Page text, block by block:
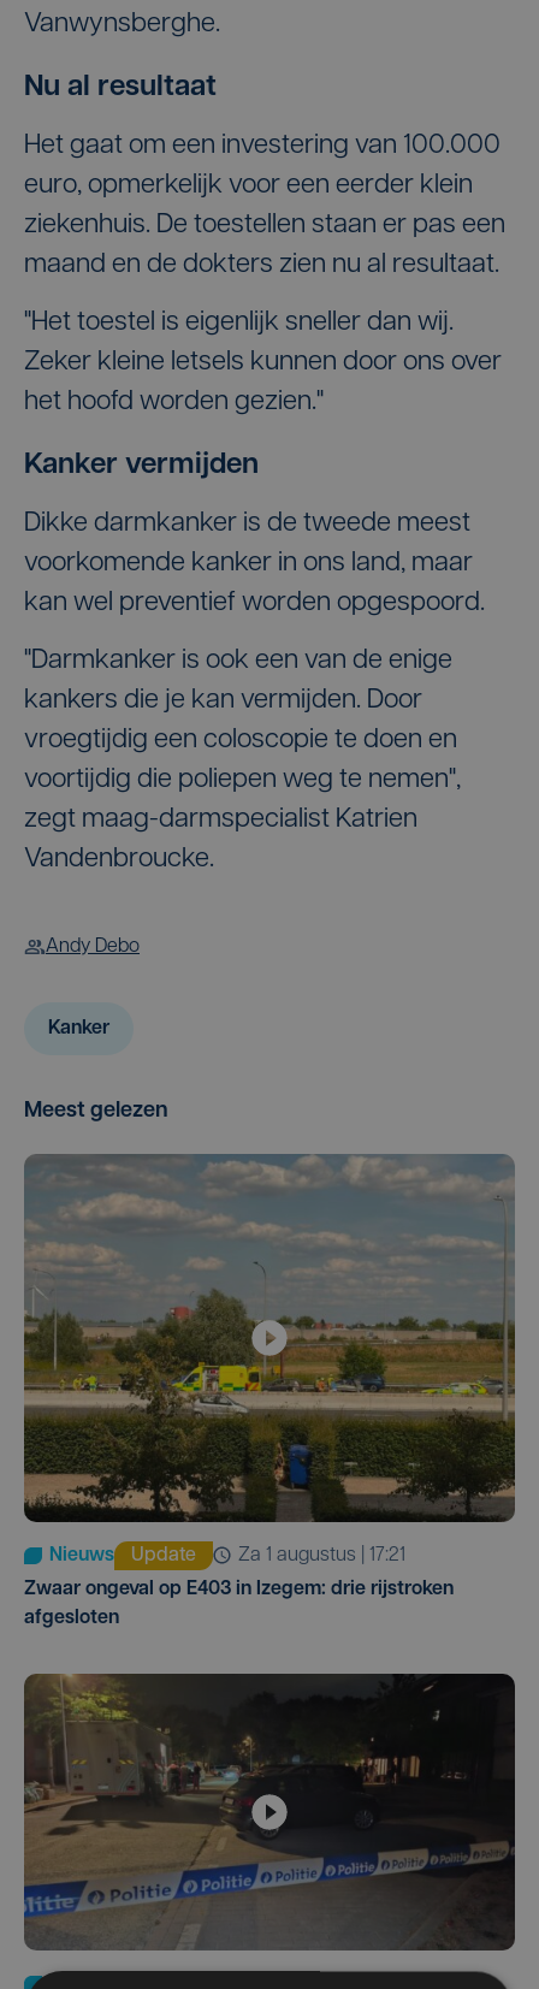
Vanwynsberghe.
Nu al resultaat
Het gaat om een investering van 100.000
euro, opmerkelijk voor een eerder klein
ziekenhuis. De toestellen staan er pas een
maand en de dokters zien nu al resultaat.
"Het toestel is eigenlijk sneller dan wij.
Zeker kleine letsels kunnen door ons over
het hoofd worden gezien."
Kanker vermijden
Dikke darmkanker is de tweede meest
voorkomende kanker in ons land, maar
kan wel preventief worden opgespoord.
"Darmkanker is ook een van de enige
kankers die je kan vermijden. Door
vroegtijdig een coloscopie te doen en
voortijdig die poliepen weg te nemen",
zegt maag-darmspecialist Katrien
Vandenbroucke.
Andy Debo
Kanker
Meest gelezen
Nieuws Update
za 1 augustus | 17:21
Zwaar ongeval op E403 in Izegem: drie rijstroken
afgesloten